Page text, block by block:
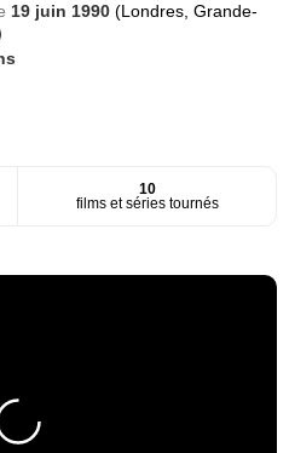
19 juin 1990(Londres, Grande-
10
films et séries tournés